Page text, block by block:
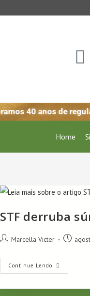
40 anos de
Home
STF derruba
Marcella Victer
Continue Lendo